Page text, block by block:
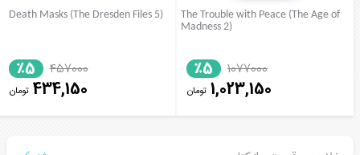
The Trouble with Peace (The Age of
Madness 2)
1077000
٪5
1,023,150 تومان
Death Masks (The Dresden Files 5)
457000
٪5
434,150 تومان